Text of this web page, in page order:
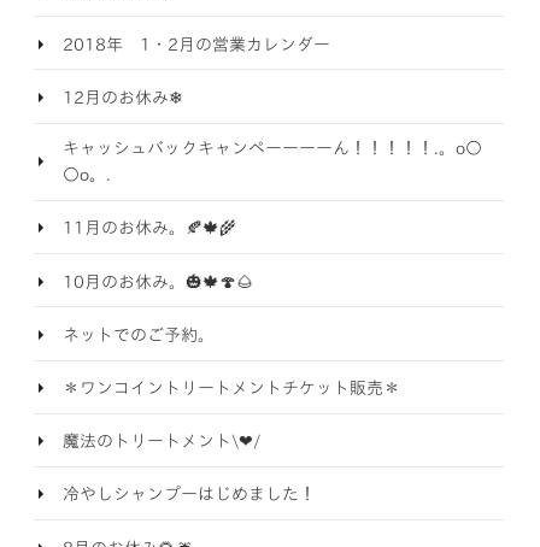
2018年 1・2月の営業カレンダー
12月のお休み❄
キャッシュバックキャンペーーーーん！！！！！.。o○
○o。.
11月のお休み。🍂🍁🌾
10月のお休み。🎃🍁🍄🌰
ネットでのご予約。
＊ワンコイントリートメントチケット販売＊
魔法のトリートメント\❤︎/
冷やしシャンプーはじめました！